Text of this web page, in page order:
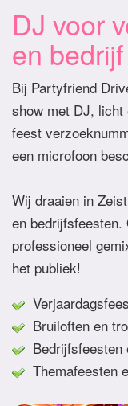
DJ voor
en bedrijf
Bij Partyfriend
show met DJ, licht
feest
een microfoon
Wij draaien in
en
professioneel
het publiek!
Bruiloften en
Bedrijfsfeesten
Themafeesten